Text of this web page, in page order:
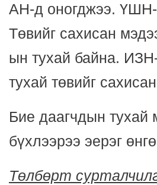
АН-д оногджээ. ҮШН-
Төвийг сахисан
ын тухай байна.
тухай төвийг
Бие даагчдын тухай
бүхлээрээ эерэг
Төлбөрт